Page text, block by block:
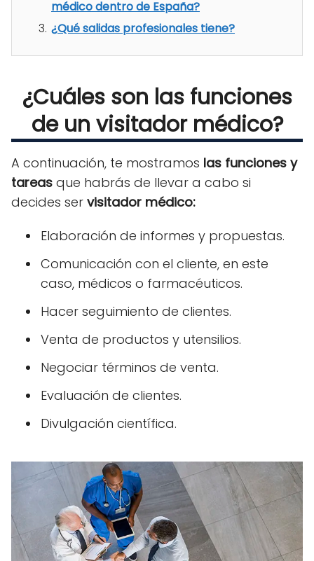
médico dentro de España?
¿Qué salidas profesionales tiene?
¿Cuáles son las funciones
de un visitador médico?
A continuación, te mostramos las funciones y
tareas que habrás de llevar a cabo si
decides ser visitador médico:
Elaboración de informes y propuestas.
Comunicación con el cliente, en este
caso, médicos o farmacéuticos.
Hacer seguimiento de clientes.
Venta de productos y utensilios.
Negociar términos de venta.
Evaluación de clientes.
Divulgación científica.